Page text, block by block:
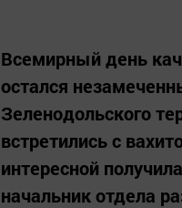
Всемирный день
остался
Зеленодольского
встретились с
интересной
начальник отдела